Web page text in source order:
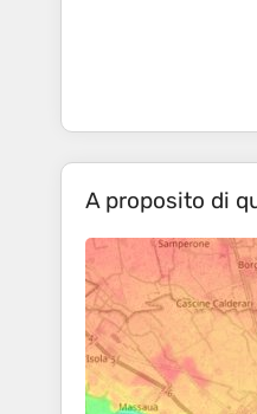
A proposito di